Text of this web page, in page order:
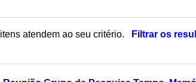
itens atendem ao seu critério.
Filtrar os